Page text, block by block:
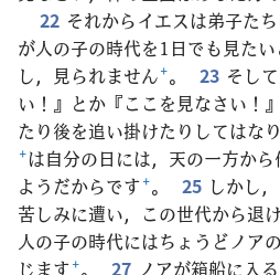
22 それからイエスは弟子た
が人の子の時代を1日でも見た
し，見られません+。 23 そし
い！』とか『ここを見なさい！
たり後を追い掛けたりしてはな
+は自分の日には，天の一方か
ようだからです+。 25 しかし
苦しみに遭い，この世代から退
人の子の時代にはちょうどノア
じます+。 27 ノアが箱船に入